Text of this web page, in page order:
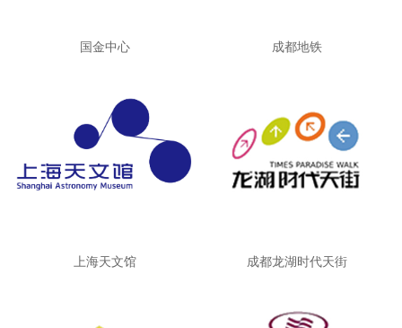
国金中心 成都地铁
上海天文馆 成都龙湖时代天街